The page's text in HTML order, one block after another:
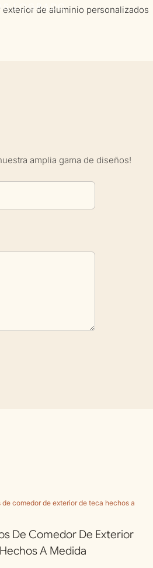
LOGRADO
amplia gama de diseños!
De Comedor De Exterior
A Medida